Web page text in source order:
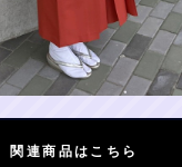
関連商品はこちら